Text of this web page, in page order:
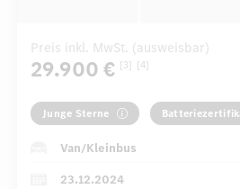
Preis inkl. MwSt. (ausweisbar)
29.900 € [3] [4]
Junge Sterne
Van/Kleinbus
23.12.2024